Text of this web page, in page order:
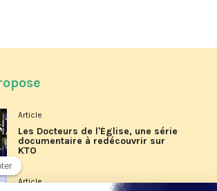
Article
Les Docteurs de l'Église, une série
documentaire à redécouvrir sur
KTO
Article